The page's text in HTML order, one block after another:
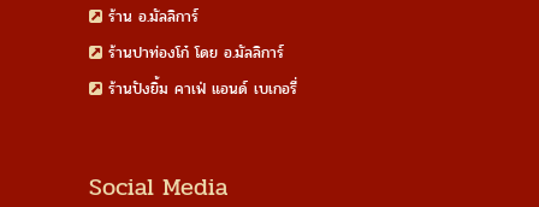
ร้าน อ.มัลลิการ์
ร้านปาท่องโก๋ โดย อ.มัลลิการ์
ร้านปังยิ้ม คาเฟ่ แอนด์ เบเกอรี่
Social Media